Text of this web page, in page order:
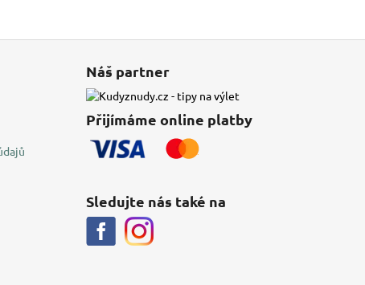
Náš partner
Přijímáme online platby
Sledujte nás také na